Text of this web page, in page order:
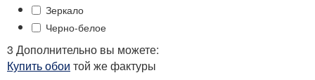
Зеркало
Черно-белое
3 Дополнительно вы можете:
Купить обои той же фактуры